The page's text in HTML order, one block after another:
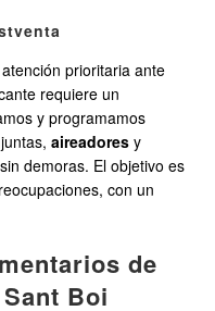
prioritaria ante
requiere un
y programamos
aireadores y
demoras. El objetivo es
con un
de
Boi